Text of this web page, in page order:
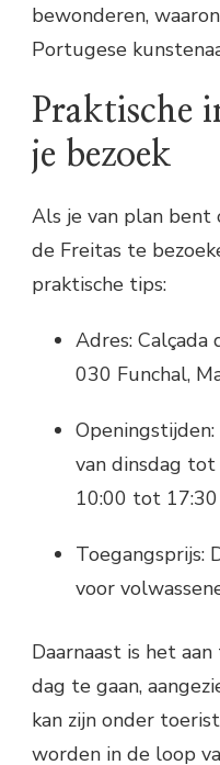
bewonderen,
Portugese
Praktische
je bezoek
Als je van plan bent
de Freitas te
praktische tips:
Adres: Calçada
030 Funchal,
van dinsdag
10:00 tot
Toegangsprijs:
voor
Daarnaast is het
dag te gaan,
kan zijn onder
worden in de loop